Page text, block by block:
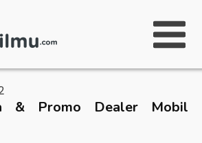
& Promo Dealer Mobil